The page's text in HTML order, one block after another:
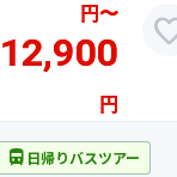
円〜
12,900
円
directions_bus 日帰りバスツアー